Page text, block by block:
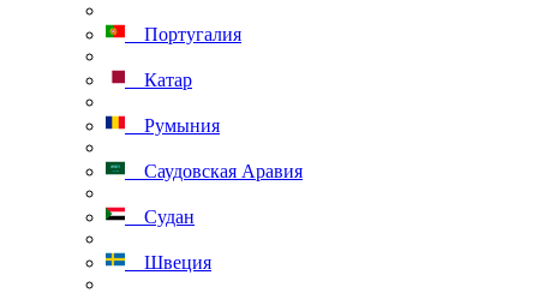
Португалия
Катар
Румыния
Саудовская Аравия
Судан
Швеция